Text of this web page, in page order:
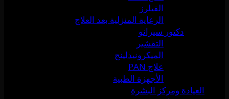
الفيلرز
الرعاية المنزلية بعد العلاج
دكتور سيرانو
التقشير
الميكرونيدلينج
علاج PAN
الأجهزة الطبية
العيادة ومركز البشرة